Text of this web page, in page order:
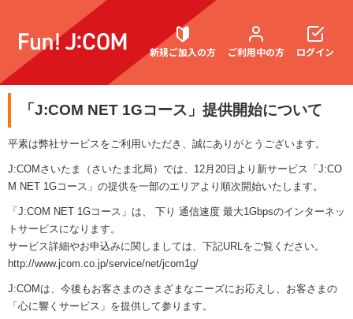
新規ご加入の方 ご利用中の方
契約内容確認・変更
お困りごと解決・よくあるご質問
ログイン
「J:COM NET 1Gコース」提供開始について
平素は弊社サービスをご利用いただき、誠にありがとうございます。
J:COMさいたま（さいたま北局）では、12月20日より新サービス「J:CO
M NET 1Gコース」の提供を一部のエリアより順次開始いたします。
「J:COM NET 1Gコース」は、 下り 通信速度 最大1Gbpsのインターネッ
トサービスになります。
サービス詳細やお申込みに関しましては、下記URLをご覧ください。
http://www.jcom.co.jp/service/net/jcom1g/
J:COMは、今後もお客さまのさまざまなニーズにお応えし、お客さまの
「心に響くサービス」を提供して参ります。